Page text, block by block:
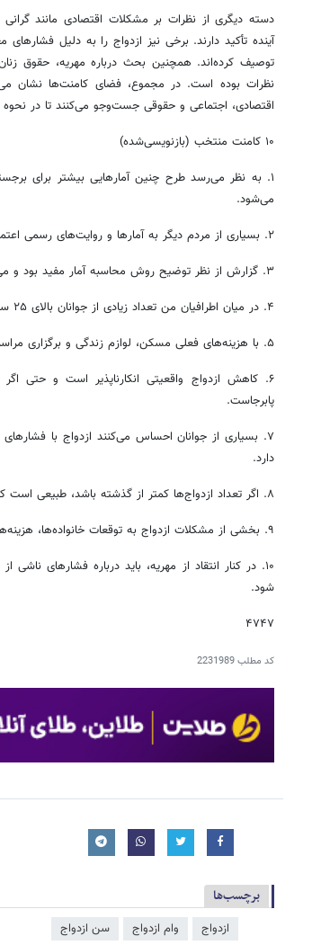
دسته دیگری از نظرات بر مشکلات اقتصادی مانند
آینده تأکید دارند. برخی نیز ازدواج را به دلیل
توصیف کرده‌اند. همچنین بحث درباره مهریه، حقوق
نظرات بوده است. در مجموع، فضای کامنت‌ها نشان
اقتصادی، اجتماعی و حقوقی جست‌وجو می‌کنند تا در نحوه
۱۰ کامنت منتخب (بازنویسی‌شده)
۱. به نظر می‌رسد طرح چنین آمارهایی بیشتر برای
می‌شود.
۲. بسیاری از مردم دیگر به آمارها و روایت‌های رسمی اعتماد سابق را ندارند.
۳. گزارش از نظر توضیح روش محاسبه آمار مفید بود و می‌تواند از سوءبرداشت‌ها جلوگیری کند.
۴. در میان اطرافیان من تعداد زیادی از جوانان بالای ۲۵ سال هنوز ازدواج نکرده‌اند یا تجربه طلاق داشته‌اند.
۵. با هزینه‌های فعلی مسکن، لوازم زندگی و برگزاری مراسم، ازدواج برای بسیاری از جوانان دشوار شده است.
۶. کاهش ازدواج واقعیتی انکارناپذیر است و حتی
پابرجاست.
۷. بسیاری از جوانان احساس می‌کنند ازدواج با
دارد.
۸. اگر تعداد ازدواج‌ها کمتر از گذشته باشد، طبیعی است که جمعیت مجردها در طول زمان افزایش پیدا کند.
۹. بخشی از مشکلات ازدواج به توقعات خانواده‌ها، هزینه‌های غیرضروری و نگاه تجمل‌گرایانه بازمی‌گردد.
۱۰. در کنار انتقاد از مهریه، باید درباره فشارهای
شود.
۴۷۴۷
کد مطلب2231989
برچسب‌ها
ازدواج وام ازدواج سن ازدواج